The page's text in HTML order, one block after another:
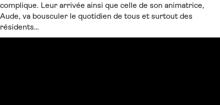
complique. Leur arrivée ainsi que celle de son animatrice,
Aude, va bousculer le quotidien de tous et surtout des
résidents…